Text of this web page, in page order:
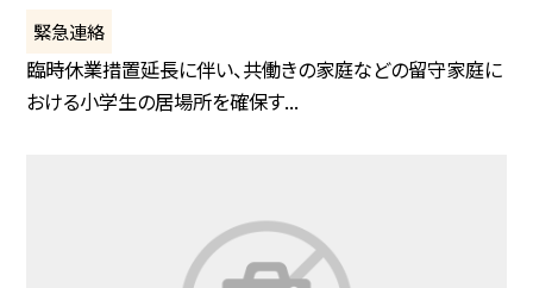
緊急連絡
臨時休業措置延長に伴い、共働きの家庭などの留守家庭に
おける小学生の居場所を確保す...